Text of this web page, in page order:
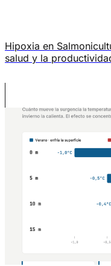
Hipoxia en
salud y la
centros de cultivo, y el
(Australia) analiza
del agua y […]